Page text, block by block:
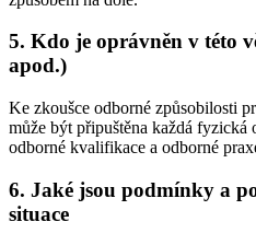
5. Kdo je oprávněn v této
apod.)
Ke zkoušce odborné způsobilosti
může být připuštěna každá fyzická
odborné kvalifikace a odborné
6. Jaké jsou podmínky a
situace